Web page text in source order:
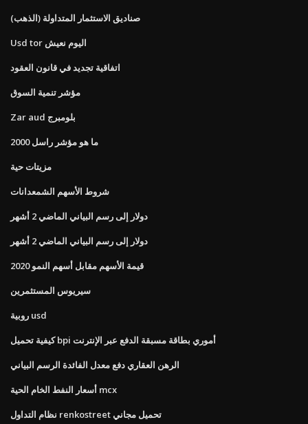
صناديق الاستثمار المتداولة (الذهب)
Usd tor اليوم نعيش
اتفاقية تجديد في قانون العقود
مؤشر تنمية السوق
Zar aud بلومبرج
ما هو مؤشر راسل 2000
مزيتات حية
شروط الأسهم الشمعدانات
دولار إلى رسم البياني الماضي 2 أشهر
دولار إلى رسم البياني الماضي 2 أشهر
قيمة الأسهم مقابل أسهم النمو 2020
سيريوس المستثمرين
روبية usd
كيفية تحميل bpi أموري بطاقة مسبقة الدفع عبر الإنترنت
الرهن العقاري دفع معدل الفائدة الرسم البياني
أسعار النفط الخام الحية mcx
نظام التداول renkostreet تحميل مجاني